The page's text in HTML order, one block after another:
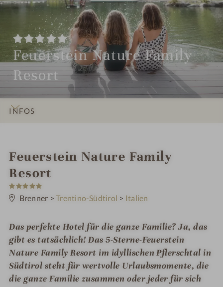
Feuerstein Nature Family
Resort
INFOS
S
t
n
e
Feuerstein Nature Family
Resort
i
n
Brenner >Trentino-Südtirol > Italien
Das perfekte Hotel für die ganze Familie? Ja, das
gibt es tatsächlich! Das 5-Sterne-Feuerstein
Nature Family Resort im idyllischen Pflerschtal in
Südtirol steht für wertvolle Urlaubsmomente, die
die ganze Familie zusammen oder jeder für sich